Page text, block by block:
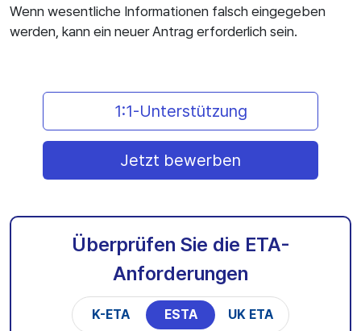
Wenn wesentliche Informationen falsch eingegeben
werden, kann ein neuer Antrag erforderlich sein.
1:1-Unterstützung
Jetzt bewerben
Überprüfen Sie die ETA-
Anforderungen
K-ETA ESTA UK ETA